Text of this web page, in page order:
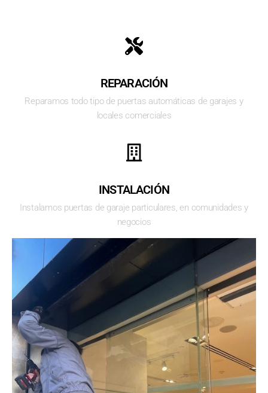
REPARACIÓN
Reparamos todo tipo de puertas automáticas de garajes y
locales comerciales
INSTALACIÓN
Instalamos puertas de garaje particulares, en comunidades y
negocios